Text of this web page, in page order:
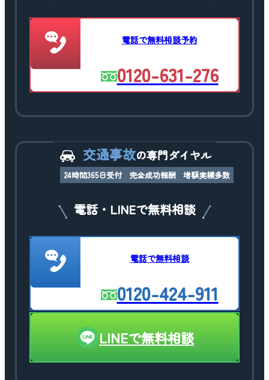
電話で無料相談予約
0120-631-276
交通事故の専門ダイヤル
24時間365日受付 完全成功報酬 増額実績多数
電話・LINEで無料相談
電話で無料相談
0120-424-911
LINEで無料相談